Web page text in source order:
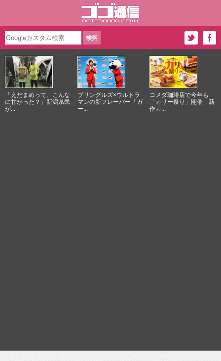
「えだまめって、こんな
に甘かった？」新潟県民
が...
プリングルズ×ウルトラ
マンの新フレーバー「ガ
ー...
コメダ珈琲店で今年も
「カリー祭り」開催 新
作カ...